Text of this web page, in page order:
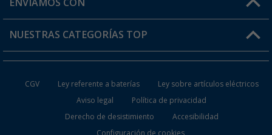
Tarjeta Berger Digital
¿Dónde está mi pedido?
ENVIAMOS CON
NUESTRAS CATEGORÍAS TOP
Muebles de Camping
CGV Ley referente a baterías
Ley sobre artículos eléctricos
Aviso legal
Política de privacidad
Derecho de desistimiento
Accesibilidad
Configuración de cookies